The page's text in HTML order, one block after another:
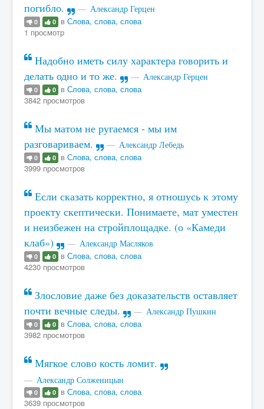
погибло.
Александр Герцен
0 0 в Слова, слова, слова
1 просмотр
Надобно иметь силу характера говорить и
делать одно и то же.
Александр Герцен
0 0 в Слова, слова, слова
3842 просмотров
Мы матом не ругаемся - мы им
разговариваем.
Александр Лебедь
0 0 в Слова, слова, слова
3999 просмотров
Если сказать корректно, я отношусь к этому
проекту скептически. Понимаете, мат уместен
и неизбежен на стройплощадке. (о «Камеди
клаб»)
Александр Масляков
0 0 в Слова, слова, слова
4230 просмотров
Злословие даже без доказательств оставляет
почти вечные следы.
Александр Пушкин
0 0 в Слова, слова, слова
3982 просмотров
Мягкое слово кость ломит.
Александр Солженицын
0 0 в Слова, слова, слова
3639 просмотров